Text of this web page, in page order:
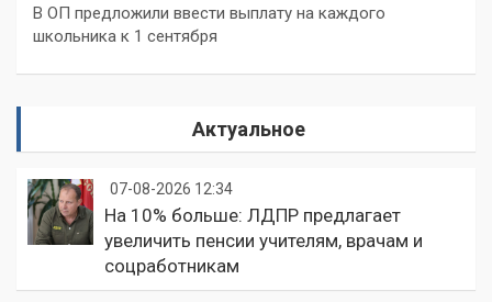
В ОП предложили ввести выплату на каждого
школьника к 1 сентября
Актуальное
07-08-2026 12:34
На 10% больше: ЛДПР предлагает
увеличить пенсии учителям, врачам и
соцработникам